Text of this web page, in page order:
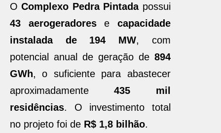
OComplexo Pedra Pintadapossui
43 aerogeradorese capacidade
instalada de 194 MW, com
potencial anual de geração de 894
GWh, o suficiente para abastecer
aproximadamente435 mil
residências. O investimento total
no projeto foi de R$ 1,8 bilhão.